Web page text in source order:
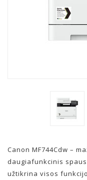
Canon MF744Cdw –
daugiafunkcinis
užtikrina visos